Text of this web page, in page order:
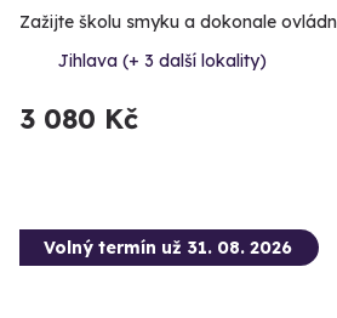
Zažijte školu smyku a dokonale
Jihlava (+ 3 další lokality)
3 080 Kč
Volný termín už 31. 08. 2026